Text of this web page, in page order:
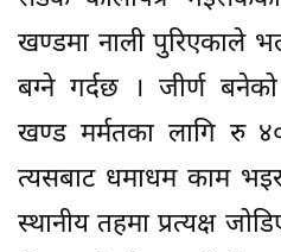
खण्डमा नाली पुरिएकाले
बग्ने गर्दछ । जीर्ण
खण्ड मर्मतका लागि रु
त्यसबाट धमाधम काम
स्थानीय तहमा प्रत्यक्ष